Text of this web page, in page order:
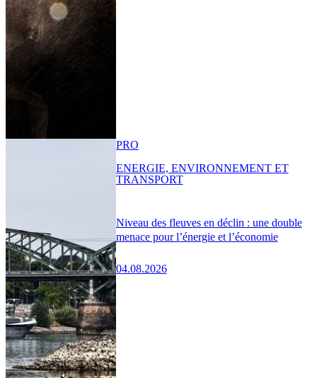
Niveau des fleuves en déclin : une double
menace pour l’énergie et l’économie
04.08.2026
PRO
ENERGIE, ENVIRONNEMENT ET
TRANSPORT